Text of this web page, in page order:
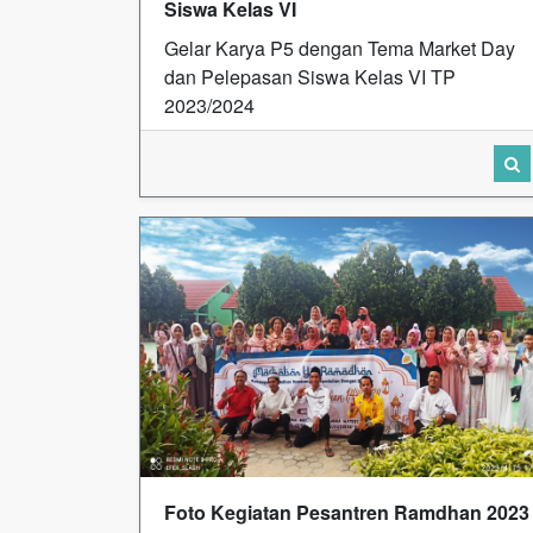
Siswa Kelas VI
Gelar Karya P5 dengan Tema Market Day
dan Pelepasan Siswa Kelas VI TP
2023/2024
Foto Kegiatan Pesantren Ramdhan 2023